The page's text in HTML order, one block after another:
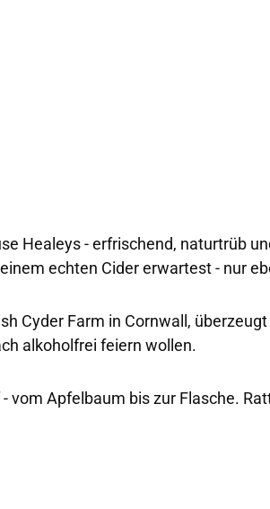
Healeys - erfrischend, naturtrüb
echten Cider erwartest - nur
Cyder Farm in Cornwall,
alkoholfrei feiern wollen.
Apfelbaum bis zur Flasche.